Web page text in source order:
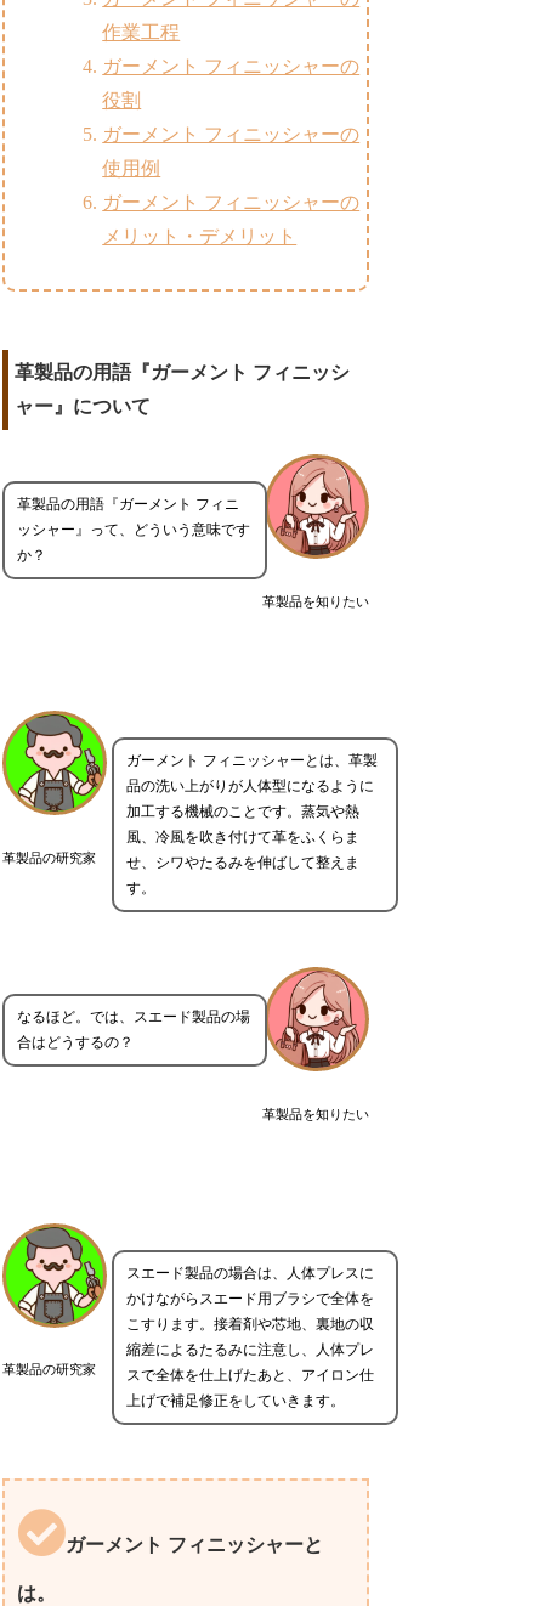
作業工程
ガーメント フィニッシャーの
役割
ガーメント フィニッシャーの
使用例
ガーメント フィニッシャーの
メリット・デメリット
革製品の用語『ガーメント フィニッシ
ャー』について
革製品を知りたい
革製品の用語『ガーメント フィニ
ッシャー』って、どういう意味です
か？
革製品の研究家
ガーメント フィニッシャーとは、革製
品の洗い上がりが人体型になるように
加工する機械のことです。蒸気や熱
風、冷風を吹き付けて革をふくらま
せ、シワやたるみを伸ばして整えま
す。
革製品を知りたい
なるほど。では、スエード製品の場
合はどうするの？
革製品の研究家
スエード製品の場合は、人体プレスに
かけながらスエード用ブラシで全体を
こすります。接着剤や芯地、裏地の収
縮差によるたるみに注意し、人体プレ
スで全体を仕上げたあと、アイロン仕
上げで補足修正をしていきます。
ガーメント フィニッシャーと
は。